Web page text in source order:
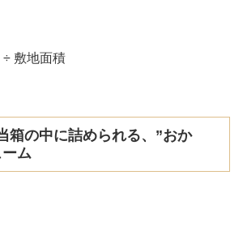
敷地面積
箱の中に詰められる、”おか
ム